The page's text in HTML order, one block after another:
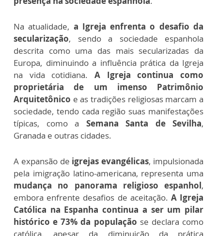
Na atualidade, a Igreja enfrenta o desafio da
secularização, sendo a sociedade espanhola
descrita como uma das mais secularizadas da
Europa, diminuindo a influência prática da Igreja
na vida cotidiana. A Igreja continua como
proprietária de um imenso Patrimônio
Arquitetônico e as tradições religiosas marcam a
sociedade, tendo cada região suas manifestações
típicas, como a Semana Santa de Sevilha,
Granada e outras cidades.
A expansão de igrejas evangélicas, impulsionada
pela imigração latino-americana, representa uma
mudança no panorama religioso espanhol,
embora enfrente desafios de aceitação. A Igreja
Católica na Espanha continua a ser um pilar
histórico e 73% da população se declara como